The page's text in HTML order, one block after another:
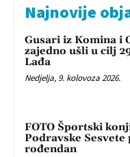
Najnovije
Gusari iz Komina i
zajedno ušli u cilj
Lađa
Nedjelja, 9. kolovoza 2026.
FOTO Športski
Podravske
rođendan